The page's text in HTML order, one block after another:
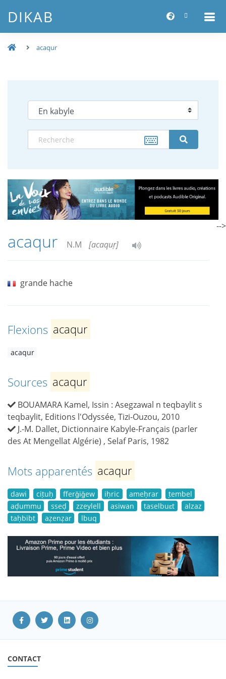
DIKAB
acaqur
acaqur N.M [acaquṛ]
grande hache
Flexions acaqur
acaqur
Sources acaqur
BOUAMARA Kamel, Issin : Asegzawal n teqbaylit s
teqbaylit, Editions l'Odyssée, Tizi-Ouzou, 2010
J.-M. Dallet, Dictionnaire Kabyle-Français (parler
des At Mengellat Algérie) , Selaf Paris, 1982
Mots apparentés acaqur
dawi ciṭuḥ fferǧiǧew iḥric ameḥrar
ṭembel
aḍummu
sseḍ zzeylell asiwan taselbuɛt
alzaz
taḥbibt
aẓenẓar lbuq
-->
CONTACT